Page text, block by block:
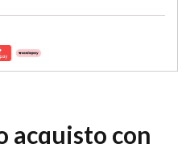
acquisto con